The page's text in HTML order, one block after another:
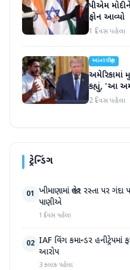
પીએમ
ફોન આવ્યો
1 દિવસ પહેલા
આંતરરાષ્ટ્રીય
અમેરિકામાં
કહ્યું, 'આ
2 દિવસ પહેલા
ટ્રેન્ડિંગ
01 ખીમાણામાં જાહેર રસ્તા પર
પાણીએ
1 દિવસ પહેલા
02 IAF વિંગ કમાન્ડર હનીટ્રેપમાં
આરોપ
3 કલાક પહેલા